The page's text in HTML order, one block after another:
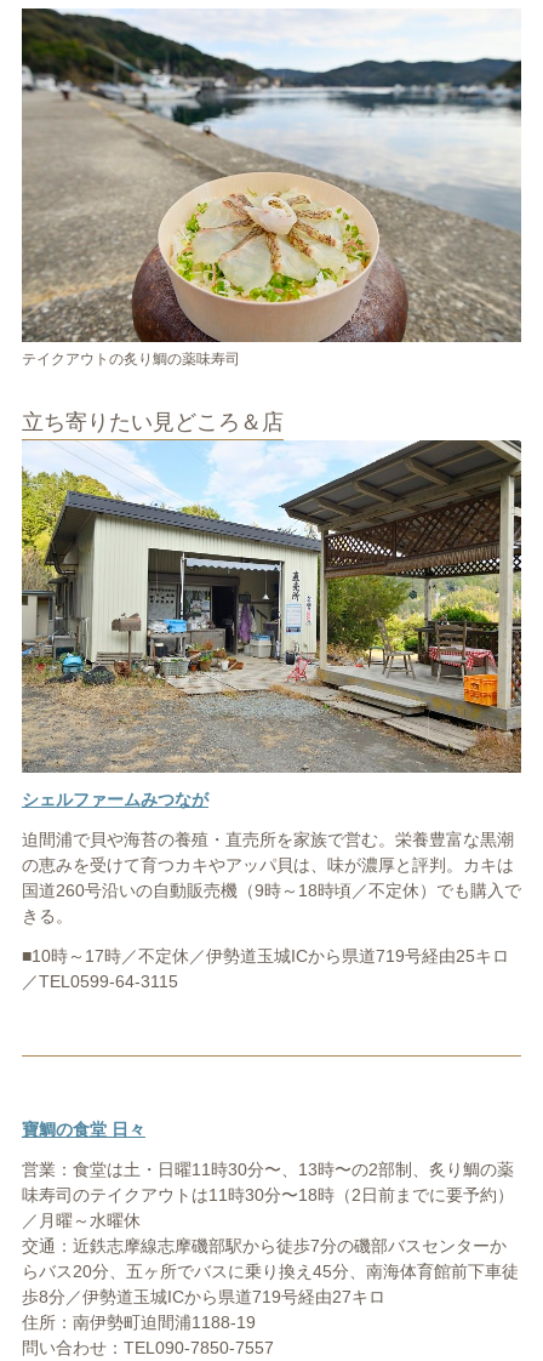
テイクアウトの炙り鯛の薬味寿司
立ち寄りたい見どころ＆店
シェルファームみつなが
迫間浦で貝や海苔の養殖・直売所を家族で営む。栄養豊富な黒潮
の恵みを受けて育つカキやアッパ貝は、味が濃厚と評判。カキは
国道260号沿いの自動販売機（9時～18時頃／不定休）でも購入で
きる。
■10時～17時／不定休／伊勢道玉城ICから県道719号経由25キロ
／TEL0599-64-3115
寶鯛の食堂 日々
営業：食堂は土・日曜11時30分〜、13時〜の2部制、炙り鯛の薬
味寿司のテイクアウトは11時30分〜18時（2日前までに要予約）
／月曜～水曜休
交通：近鉄志摩線志摩磯部駅から徒歩7分の磯部バスセンターか
らバス20分、五ヶ所でバスに乗り換え45分、南海体育館前下車徒
歩8分／伊勢道玉城ICから県道719号経由27キロ
住所：南伊勢町迫間浦1188-19
問い合わせ：TEL090-7850-7557